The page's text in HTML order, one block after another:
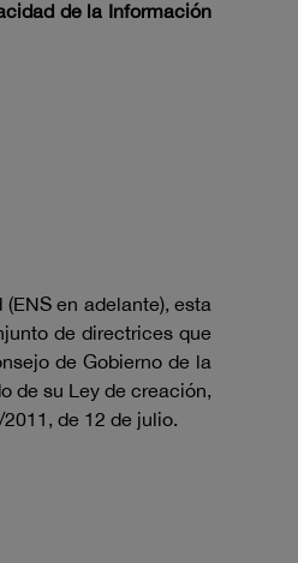
de la Información
en adelante), esta
de directrices que
de Gobierno de la
de su Ley de creación,
de 12 de julio.